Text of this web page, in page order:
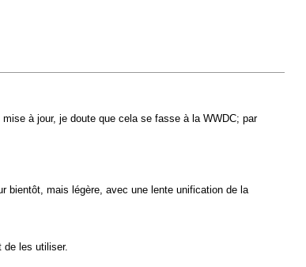
à jour, je doute que cela se fasse à la WWDC; par
bientôt, mais légère, avec une lente unification de la
de les utiliser.